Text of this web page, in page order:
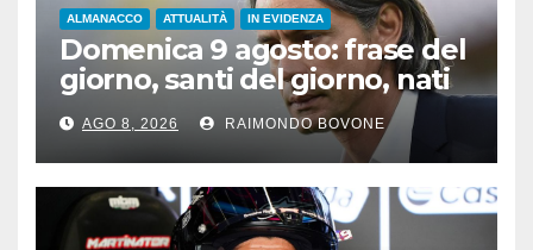
ALMANACCO ATTUALITÀ IN EVIDENZA
Domenica 9 agosto: frase del
giorno, santi del giorno, nati
famosi, accadde oggi
AGO 8, 2026 RAIMONDO BOVONE